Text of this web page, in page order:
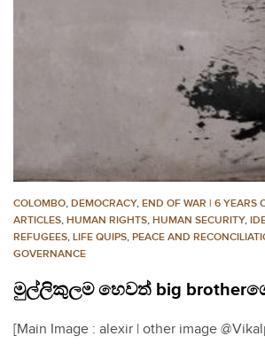
COLOMBO, DEMOCRACY, END OF WAR | 6 YEARS
ARTICLES, HUMAN RIGHTS, HUMAN SECURITY,
REFUGEES, LIFE QUIPS, PEACE AND
GOVERNANCE
මුල්ලිකුලම හෙවත් big
[Main Image : alexir | other image